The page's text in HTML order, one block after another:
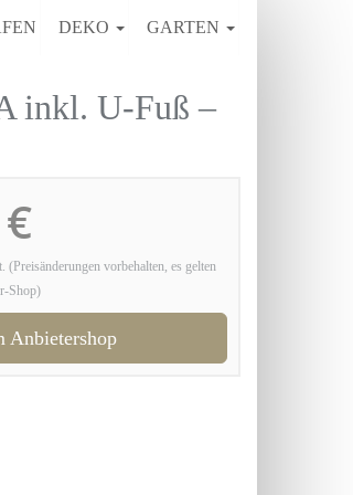
DEKO GARTEN
inkl. U-Fuß –
vorbehalten, es gelten
Shop)
Anbietershop